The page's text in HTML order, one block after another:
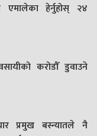
एमालेका हेर्नुहोस् २४
करोडौँ डुवाउने
प्रमुख बस्न्यातले नै